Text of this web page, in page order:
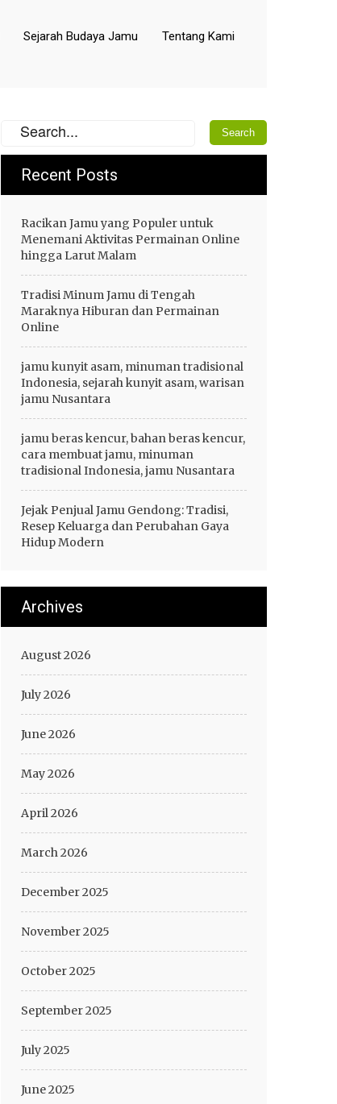
Sejarah Budaya Jamu Tentang Kami
Recent Posts
Racikan Jamu yang Populer untuk
Menemani Aktivitas Permainan Online
hingga Larut Malam
Tradisi Minum Jamu di Tengah
Maraknya Hiburan dan Permainan
Online
jamu kunyit asam, minuman tradisional
Indonesia, sejarah kunyit asam, warisan
jamu Nusantara
jamu beras kencur, bahan beras kencur,
cara membuat jamu, minuman
tradisional Indonesia, jamu Nusantara
Jejak Penjual Jamu Gendong: Tradisi,
Resep Keluarga dan Perubahan Gaya
Hidup Modern
Archives
August 2026
July 2026
June 2026
May 2026
April 2026
March 2026
December 2025
November 2025
October 2025
September 2025
July 2025
June 2025